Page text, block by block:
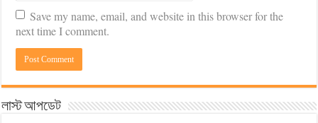
Save my name, email, and website in this browser for the
next time I comment.
লাস্ট আপডেট